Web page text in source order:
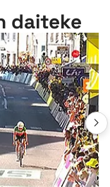
daiteke